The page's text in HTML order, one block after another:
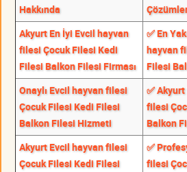
Hakkında
Akyurt En İyi Evcil hayvan
filesi Çocuk Filesi Kedi
Filesi Balkon Filesi Firması
✅ En
hayvan
Filesi
Onaylı Evcil hayvan filesi
Çocuk Filesi Kedi Filesi
Balkon Filesi Hizmeti
✅
filesi
Balkon
Akyurt Evcil hayvan filesi
Çocuk Filesi Kedi Filesi
✅
filesi